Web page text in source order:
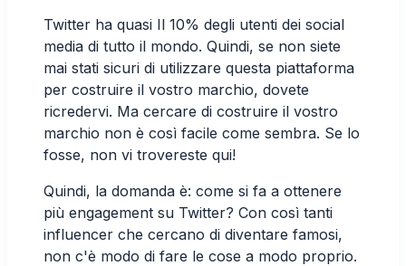
Twitter ha quasi Il 10% degli utenti dei social
media di tutto il mondo. Quindi, se non siete
mai stati sicuri di utilizzare questa piattaforma
per costruire il vostro marchio, dovete
ricredervi. Ma cercare di costruire il vostro
marchio non è così facile come sembra. Se lo
fosse, non vi trovereste qui!
Quindi, la domanda è: come si fa a ottenere
più engagement su Twitter? Con così tanti
influencer che cercano di diventare famosi,
non c'è modo di fare le cose a modo proprio.